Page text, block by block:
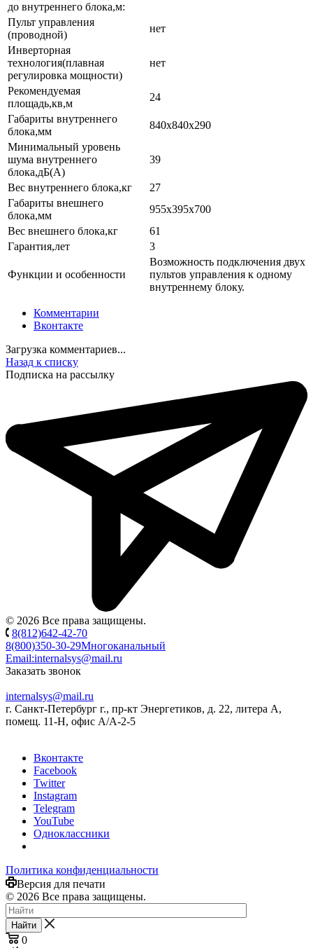
до внутреннего блока,м:
Пульт управления
(проводной)
нет
Инверторная
технология(плавная
регулировка мощности)
нет
Рекомендуемая
площадь,кв,м
24
Габариты внутреннего
блока,мм
840x840x290
Минимальный уровень
шума внутреннего
блока,дБ(А)
39
Вес внутреннего блока,кг
27
Габариты внешнего
блока,мм
955x395x700
Вес внешнего блока,кг
61
Гарантия,лет
3
Функции и особенности
Возможность подключения двух
пультов управления к одному
внутреннему блоку.
Комментарии
Вконтакте
Загрузка комментариев...
Назад к списку
Подписка на рассылку
© 2026 Все права защищены.
8(812)642-42-70
8(800)350-30-29Многоканальный
Email:internalsys@mail.ru
Заказать звонок
internalsys@mail.ru
г. Санкт-Петербург г., пр-кт Энергетиков, д. 22, литера А,
помещ. 11-Н, офис А/А-2-5
Вконтакте
Facebook
Twitter
Instagram
Telegram
YouTube
Одноклассники
Политика конфиденциальности
Версия для печати
© 2026 Все права защищены.
Найти
0